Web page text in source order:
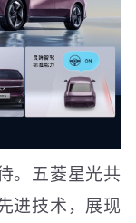
。五菱星光共
进技术，展现